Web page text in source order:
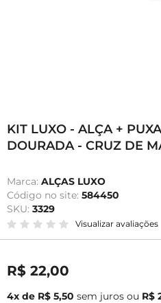
KIT LUXO - ALÇA +
DOURADA - CRUZ DE
Marca: ALÇAS LUXO
Código no site: 584450
SKU: 3329
Visualizar avaliações
R$ 22,00
4x de R$ 5,50 sem juros ou R$